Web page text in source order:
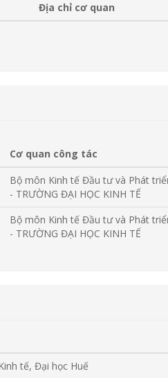
Địa chỉ cơ quan
Cơ quan công tác
Bộ môn Kinh tế Đầu tư và Phát
- TRƯỜNG ĐẠI HỌC KINH TẾ
Bộ môn Kinh tế Đầu tư và Phát
- TRƯỜNG ĐẠI HỌC KINH TẾ
tế, Đại học Huế